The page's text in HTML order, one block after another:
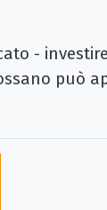
-
può